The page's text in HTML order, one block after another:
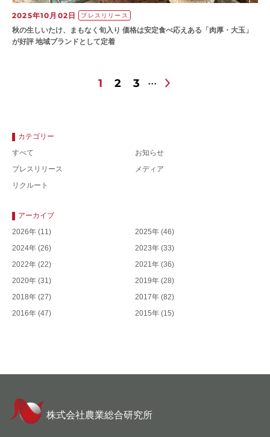
2025年10月02日 プレスリリース
秋の生しいたけ、まもなく旬入り 価格は安定食べ応えある「肉厚・大玉」
が好評 地域ブランドとして定着
1 2 3
カテゴリー
すべて
お知らせ
プレスリリース
メディア
リクルート
アーカイブ
2026年 (11) 2025年 (46)
2024年 (26) 2023年 (33)
2022年 (22) 2021年 (36)
2020年 (31) 2019年 (28)
2018年 (27) 2017年 (82)
2016年 (47) 2015年 (15)
株式会社農業総合研究所